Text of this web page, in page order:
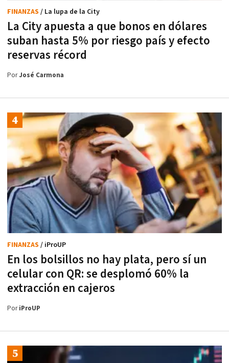
La City apuesta a que bonos en dólares
suban hasta 5% por riesgo país y efecto
reservas récord
FINANZAS / La lupa de la City
PorJosé Carmona
En los bolsillos no hay plata, pero sí un
celular con QR: se desplomó 60% la
extracción en cajeros
FINANZAS / iProUP
PoriProUP